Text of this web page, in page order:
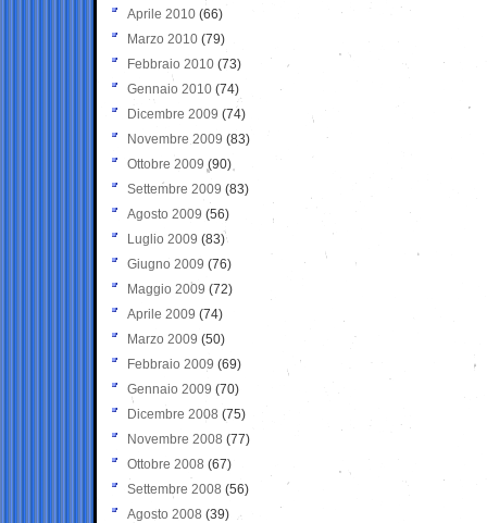
Aprile 2010 (66)
Marzo 2010 (79)
Febbraio 2010 (73)
Gennaio 2010 (74)
Dicembre 2009 (74)
Novembre 2009 (83)
Ottobre 2009 (90)
Settembre 2009 (83)
Agosto 2009 (56)
Luglio 2009 (83)
Giugno 2009 (76)
Maggio 2009 (72)
Aprile 2009 (74)
Marzo 2009 (50)
Febbraio 2009 (69)
Gennaio 2009 (70)
Dicembre 2008 (75)
Novembre 2008 (77)
Ottobre 2008 (67)
Settembre 2008 (56)
Agosto 2008 (39)